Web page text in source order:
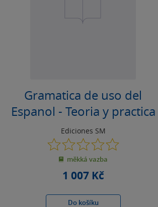
Gramatica de uso del
Espanol - Teoria y practica
Ediciones SM
0.0
z
5
měkká vazba
1 007 Kč
Do košíku